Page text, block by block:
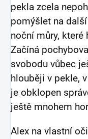
pekla zcela
pomýšlet na
noční můry,
Začíná
svobodu vůbec
hlouběji v pekle,
je obklopen
ještě mnohem
Alex na vlastní